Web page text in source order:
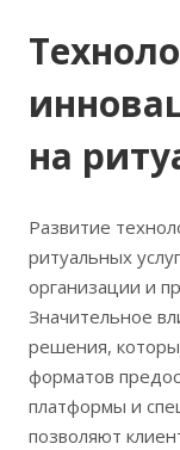
на
Развитие
ритуальных
организации и
Значительное
решения,
форматов
платформы и
позволяют